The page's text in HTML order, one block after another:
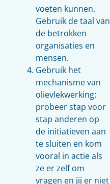
voeten kunnen.
Gebruik de taal van
de betrokken
organisaties en
mensen.
Gebruik het
mechanisme van
olievlekwerking:
probeer stap voor
stap anderen op
de initiatieven aan
te sluiten en kom
vooral in actie als
ze er zelf om
vragen en jij er niet